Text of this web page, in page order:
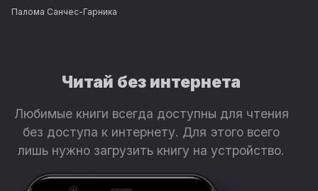
Палома Санчес-Гарника
Читай без интернета
Любимые книги всегда доступны для чтения
без доступа к интернету. Для этого всего
лишь нужно загрузить книгу на устройство.